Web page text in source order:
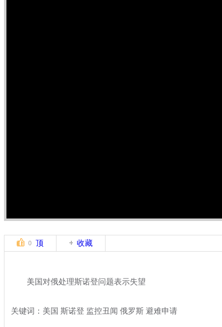
0 顶 收藏
美国对俄处理斯诺登问题表示失望
关键词：美国 斯诺登 监控丑闻 俄罗斯 避难申请